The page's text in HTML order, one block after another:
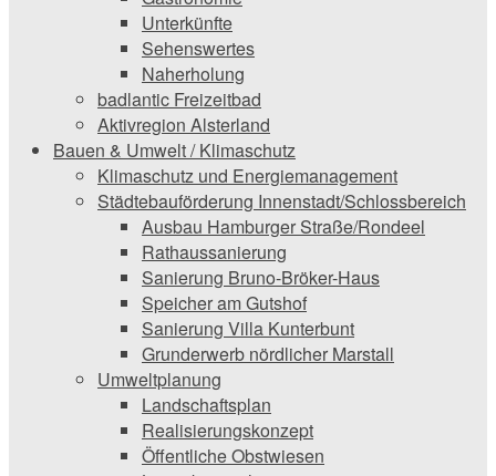
Unterkünfte
Sehenswertes
Naherholung
badlantic Freizeitbad
Aktivregion Alsterland
Bauen & Umwelt / Klimaschutz
­Klimaschutz und ­­Energiemanagement
Städtebauförderung Innenstadt/Schlossbereich
Ausbau Hamburger Straße/Rondeel
Rathaussanierung
Sanierung Bruno-Bröker-Haus
Speicher am Gutshof
Sanierung Villa Kunterbunt
Grunderwerb nördlicher Marstall
Umweltplanung
Landschaftsplan
Realisierungskonzept
Öffentliche Obstwiesen